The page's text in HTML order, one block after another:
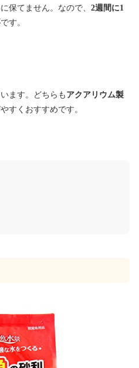
保てません。なので、 2週間に1
です。
ます。どちらも アクアリウム製
すくおすすめです。